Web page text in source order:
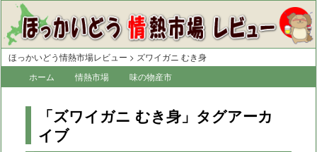
ほっかいどう情熱市場レビュー > ズワイガニ むき身
イ
メ
コ
サ
ン
ホーム 情熱市場 味の物産市
「ズワイガニ むき身 」タグアーカ
イブ